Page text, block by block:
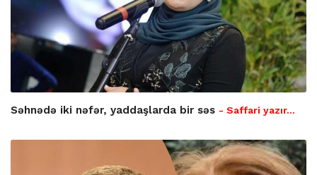
Səhnədə iki nəfər, yaddaşlarda bir səs - Saffari yazır…